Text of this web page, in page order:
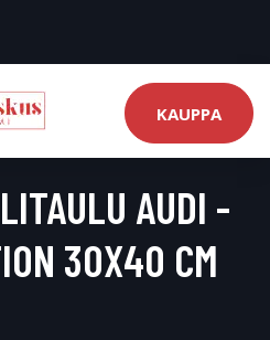
KAUPPA
AUDI -
30X40 CM